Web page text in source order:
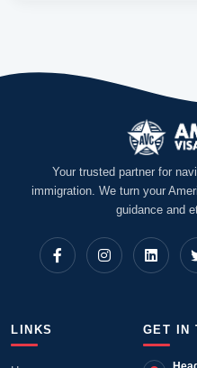
Your trusted partner for
immigration. We turn your
guidance and
LINKS GET IN